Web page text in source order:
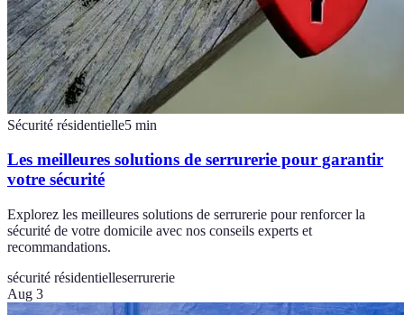
Sécurité résidentielle5 min
Les meilleures solutions de serrurerie pour garantir
votre sécurité
Explorez les meilleures solutions de serrurerie pour renforcer la
sécurité de votre domicile avec nos conseils experts et
recommandations.
sécurité résidentielleserrurerie
Aug 3